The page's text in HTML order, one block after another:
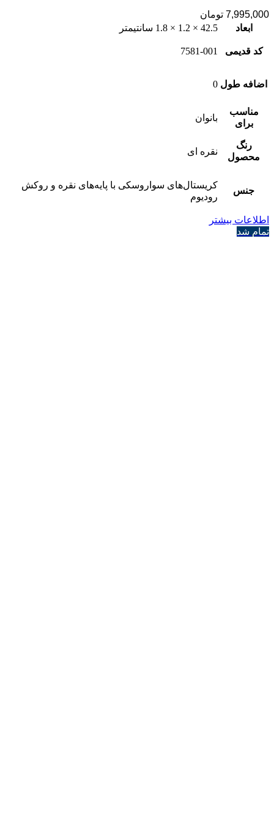
7,995,000 تومان
ابعاد
42.5 × 1.2 × 1.8 سانتیمتر
کد قدیمی 7581-001
اضافه طول 0
مناسب
برای
بانوان
رنگ
محصول
نقره ای
جنس
کریستال‌های سواروسکی با پایه‌های نقره و روکش
رودیوم
اطلاعات بیشتر
تمام شد